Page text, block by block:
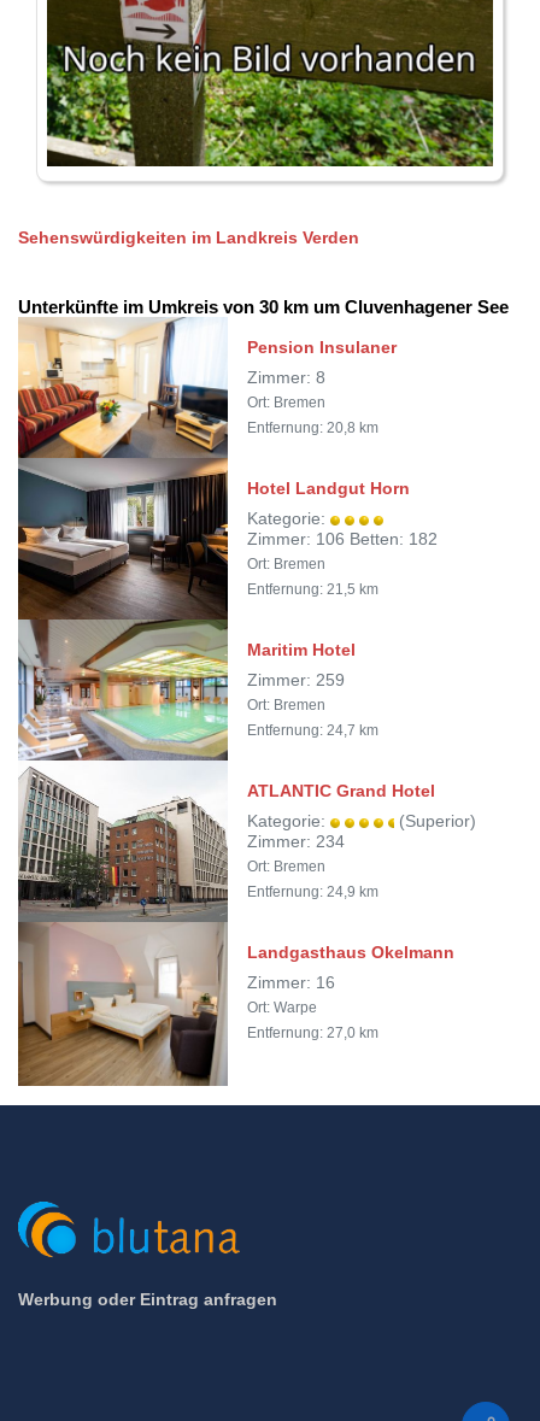
Sehenswürdigkeiten im Landkreis Verden
Unterkünfte im Umkreis von 30 km um Cluvenhagener See
Pension Insulaner
Zimmer: 8
Ort: Bremen
Entfernung: 20,8 km
Hotel Landgut Horn
Kategorie:
Zimmer: 106 Betten: 182
Ort: Bremen
Entfernung: 21,5 km
Maritim Hotel
Zimmer: 259
Ort: Bremen
Entfernung: 24,7 km
ATLANTIC Grand Hotel
Kategorie:
(Superior)
Zimmer: 234
Ort: Bremen
Entfernung: 24,9 km
Landgasthaus Okelmann
Zimmer: 16
Ort: Warpe
Entfernung: 27,0 km
Werbung oder Eintrag anfragen